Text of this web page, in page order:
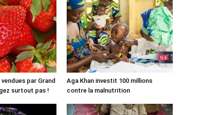
vendues par Grand
surtout pas !
Aga Khan investit 100 millions
contre la malnutrition